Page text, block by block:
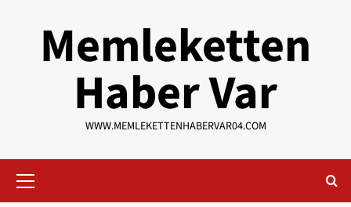
Memleketten
Haber Var
WWW.MEMLEKETTENHABERVAR04.COM
Menu